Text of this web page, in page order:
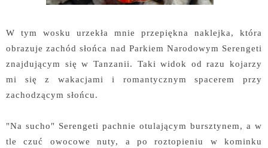
W tym wosku urzekła mnie przepiękna naklejka, która
obrazuje zachód słońca nad Parkiem Narodowym Serengeti
znajdującym się w Tanzanii. Taki widok od razu kojarzy
mi się z wakacjami i romantycznym spacerem przy
zachodzącym słońcu.
"Na sucho" Serengeti pachnie otulającym bursztynem, a w
tle czuć owocowe nuty, a po roztopieniu w kominku